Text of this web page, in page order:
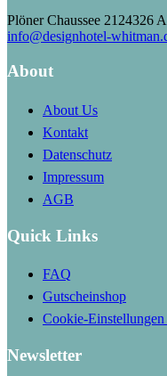
Plöner Chaussee 2124326
info@designhotel-
About
About Us
Kontakt
Datenschutz
Impressum
AGB
Quick Links
FAQ
Gutscheinshop
Cookie-
Newsletter